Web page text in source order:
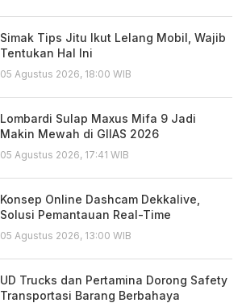
Simak Tips Jitu Ikut Lelang Mobil, Wajib
Tentukan Hal Ini
05 Agustus 2026, 18:00 WIB
Lombardi Sulap Maxus Mifa 9 Jadi
Makin Mewah di GIIAS 2026
05 Agustus 2026, 17:41 WIB
Konsep Online Dashcam Dekkalive,
Solusi Pemantauan Real-Time
05 Agustus 2026, 13:00 WIB
UD Trucks dan Pertamina Dorong Safety
Transportasi Barang Berbahaya